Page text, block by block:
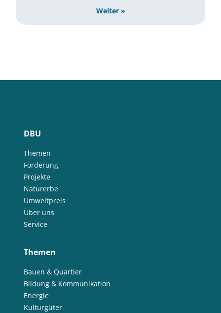
Weiter »
DBU
Themen
Förderung
Projekte
Naturerbe
Umweltpreis
Über uns
Service
Themen
Bauen & Quartier
Bildung & Kommunikation
Energie
Kulturgüter